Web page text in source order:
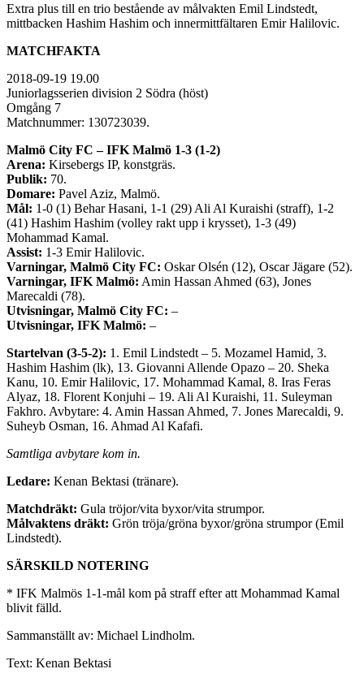
Extra plus till en trio bestående av målvakten Emil Lindstedt,
mittbacken Hashim Hashim och innermittfältaren Emir Halilovic.
MATCHFAKTA
2018-09-19 19.00
Juniorlagsserien division 2 Södra (höst)
Omgång 7
Matchnummer: 130723039.
Malmö City FC – IFK Malmö 1-3 (1-2)
Arena: Kirsebergs IP, konstgräs.
Publik: 70.
Domare: Pavel Aziz, Malmö.
Mål: 1-0 (1) Behar Hasani, 1-1 (29) Ali Al Kuraishi (straff), 1-2
(41) Hashim Hashim (volley rakt upp i krysset), 1-3 (49)
Mohammad Kamal.
Assist: 1-3 Emir Halilovic.
Varningar, Malmö City FC: Oskar Olsén (12), Oscar Jägare (52).
Varningar, IFK Malmö: Amin Hassan Ahmed (63), Jones
Marecaldi (78).
Utvisningar, Malmö City FC: –
Utvisningar, IFK Malmö: –
Startelvan (3-5-2): 1. Emil Lindstedt – 5. Mozamel Hamid, 3.
Hashim Hashim (lk), 13. Giovanni Allende Opazo – 20. Sheka
Kanu, 10. Emir Halilovic, 17. Mohammad Kamal, 8. Iras Feras
Alyaz, 18. Florent Konjuhi – 19. Ali Al Kuraishi, 11. Suleyman
Fakhro. Avbytare: 4. Amin Hassan Ahmed, 7. Jones Marecaldi, 9.
Suheyb Osman, 16. Ahmad Al Kafafi.
Samtliga avbytare kom in.
Ledare: Kenan Bektasi (tränare).
Matchdräkt: Gula tröjor/vita byxor/vita strumpor.
Målvaktens dräkt: Grön tröja/gröna byxor/gröna strumpor (Emil
Lindstedt).
SÄRSKILD NOTERING
* IFK Malmös 1-1-mål kom på straff efter att Mohammad Kamal
blivit fälld.
Sammanställt av: Michael Lindholm.
Text: Kenan Bektasi